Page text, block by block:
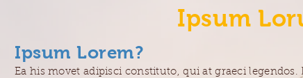
Ipsum
Ipsum Lorem?
Ea his movet adipisci constituto, qui at graeci